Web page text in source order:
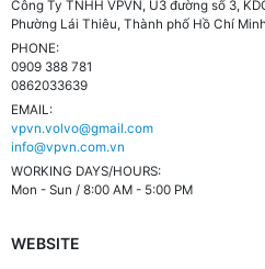
Công Ty TNHH VPVN, U3 đường số 3,
Phường Lái Thiêu, Thành phố Hồ Chí
PHONE:
0909 388 781
0862033639
EMAIL:
vpvn.volvo@gmail.com
info@vpvn.com.vn
WORKING DAYS/HOURS:
Mon - Sun / 8:00 AM - 5:00 PM
WEBSITE